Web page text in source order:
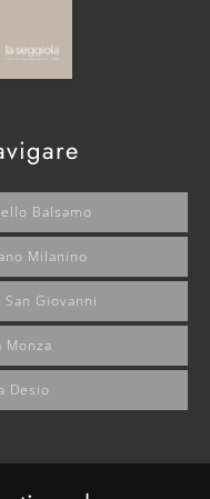
Balsamo
Milanino
Giovanni
Monza
Desio